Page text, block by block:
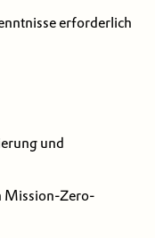
erforderlich
und
Mission-Zero-